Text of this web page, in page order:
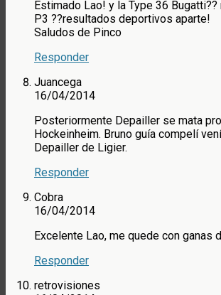
Estimado Lao! y la Type 36
P3 ??resultados deportivos aparte!
Saludos de Pinco
Responder
Juancega
16/04/2014
Posteriormente Depailler se mata
Hockeinheim. Bruno guía compelí
Depailler de Ligier.
Responder
Cobra
16/04/2014
Excelente Lao, me quede con ganas
Responder
retrovisiones